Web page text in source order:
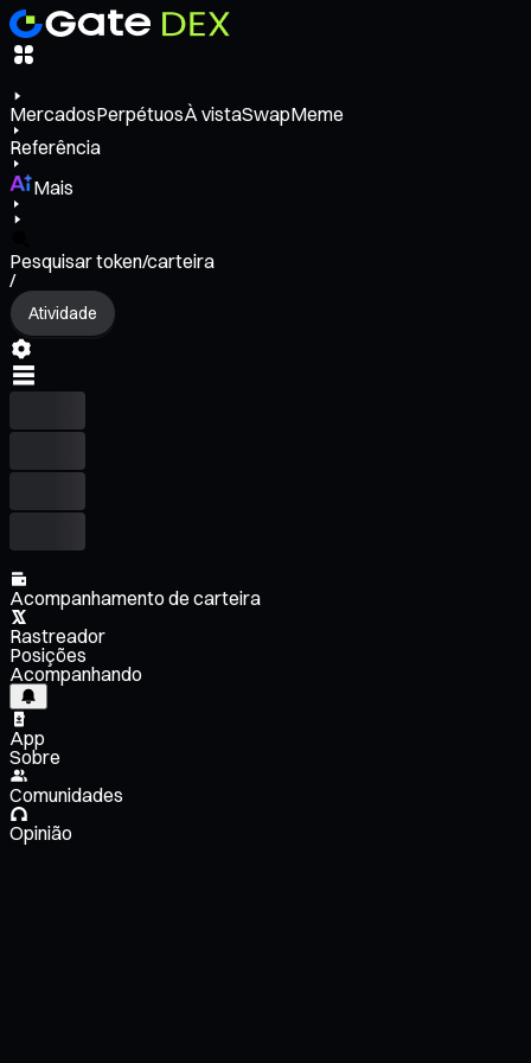
MercadosPerpétuosÀ vistaSwapMeme
Referência
Mais
Pesquisar token/carteira
/
Atividade
Acompanhamento de carteira
Rastreador
Posições
Acompanhando
App
Sobre
Comunidades
Opinião